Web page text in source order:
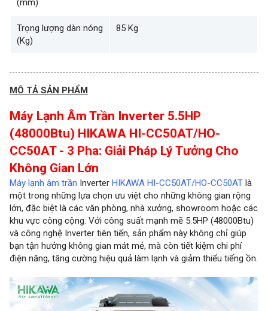
(mm)
Trọng lượng dàn nóng
(Kg)
85 Kg
MÔ TẢ SẢN PHẨM
Máy Lạnh Âm Trần Inverter 5.5HP
(48000Btu) HIKAWA HI-CC50AT/HO-
CC50AT - 3 Pha: Giải Pháp Lý Tưởng Cho
Không Gian Lớn
Máy lạnh âm trần Inverter HIKAWA HI-CC50AT/HO-CC50ATlà
một trong những lựa chọn ưu việt cho những không gian rộng
lớn, đặc biệt là các văn phòng, nhà xưởng, showroom hoặc các
khu vực công cộng. Với công suất mạnh mẽ 5.5HP (48000Btu)
và công nghệ Inverter tiên tiến, sản phẩm này không chỉ giúp
bạn tận hưởng không gian mát mẻ, mà còn tiết kiệm chi phí
điện năng, tăng cường hiệu quả làm lạnh và giảm thiểu tiếng ồn.